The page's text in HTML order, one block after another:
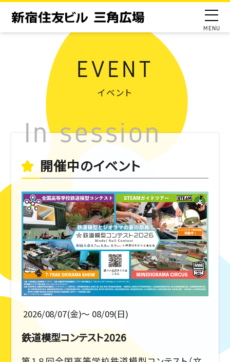
EVENT
イベント
開催中のイベント
2026/08/07(金)〜 08/09(日)
鉄道模型コンテスト2026